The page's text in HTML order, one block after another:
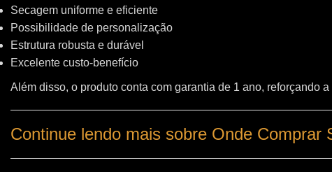
Secagem uniforme e eficiente
Possibilidade de personalização
Estrutura robusta e durável
Excelente custo-benefício
Além disso, o produto conta com garantia de 1 ano, reforçando
Continue lendo mais sobre Onde Comprar